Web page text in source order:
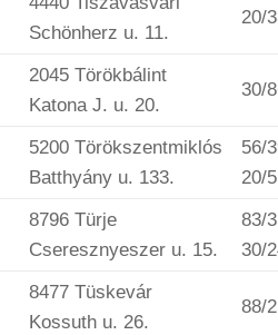
Schönherz u. 11.
20/
2045 Törökbálint
Katona J. u. 20.
30/
5200 Törökszentmiklós
Batthyány u. 133.
56/
20/
8796 Türje
Cseresznyeszer u. 15.
83/
30/
8477 Tüskevár
Kossuth u. 26.
88/